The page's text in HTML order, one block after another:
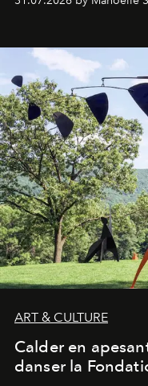
ART & CULTURE
Calder en
danser la